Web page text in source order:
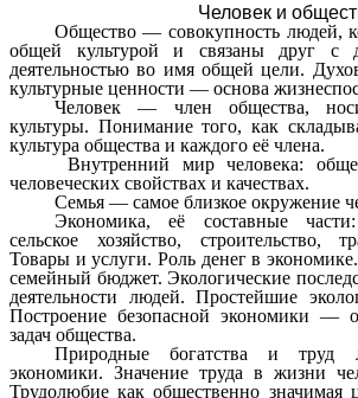
Человек и
Общество — совокупность людей,
общей культурой и связаны друг с
деятельностью во имя общей цели.
культурные ценности — основа
Человек — член общества,
культуры. Понимание того, как
культура общества и каждого её члена.
Внутренний мир человека:
человеческих свойствах и качествах.
Семья — самое близкое окружение
Экономика, её составные
сельское хозяйство, строительство,
Товары и услуги. Роль денег в
семейный бюджет. Экологические
деятельности людей. Простейшие
Построение безопасной экономики —
задач общества.
Природные богатства и
экономики. Значение труда в жизни
Трудолюбие как общественно значимая